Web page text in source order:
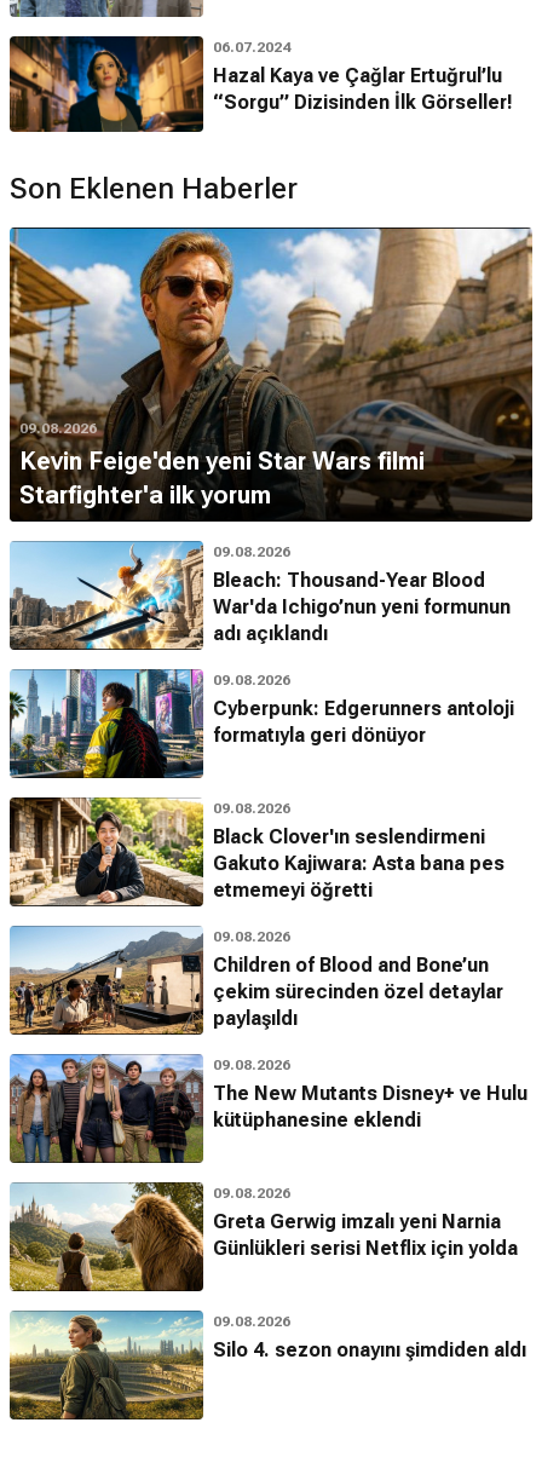
06.07.2024
Hazal Kaya ve Çağlar Ertuğrul’lu
“Sorgu” Dizisinden İlk Görseller!
Son Eklenen Haberler
09.08.2026
Kevin Feige'den yeni Star Wars filmi
Starfighter'a ilk yorum
09.08.2026
Bleach: Thousand-Year Blood
War'da Ichigo’nun yeni formunun
adı açıklandı
09.08.2026
Cyberpunk: Edgerunners antoloji
formatıyla geri dönüyor
09.08.2026
Black Clover'ın seslendirmeni
Gakuto Kajiwara: Asta bana pes
etmemeyi öğretti
09.08.2026
Children of Blood and Bone’un
çekim sürecinden özel detaylar
paylaşıldı
09.08.2026
The New Mutants Disney+ ve Hulu
kütüphanesine eklendi
09.08.2026
Greta Gerwig imzalı yeni Narnia
Günlükleri serisi Netflix için yolda
09.08.2026
Silo 4. sezon onayını şimdiden aldı